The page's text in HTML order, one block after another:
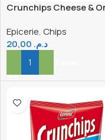
Crunchips Cheese &
Epicerie, Chips
د.م.
Ajouter Au Panier